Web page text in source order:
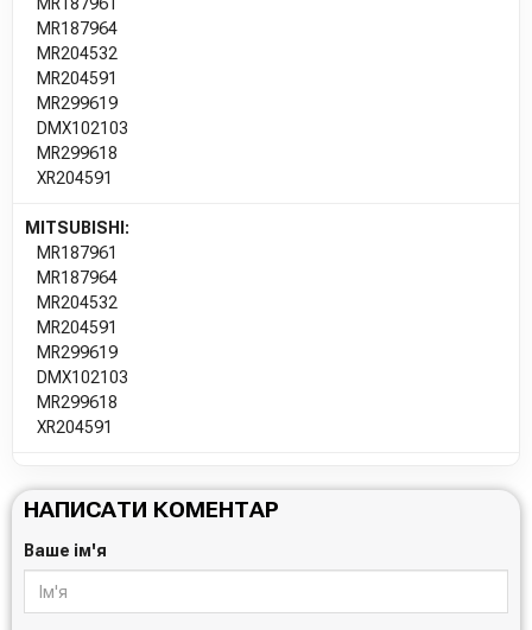
MR187961
MR187964
MR204532
MR204591
MR299619
DMX102103
MR299618
XR204591
MITSUBISHI:
MR187961
MR187964
MR204532
MR204591
MR299619
DMX102103
MR299618
XR204591
НАПИСАТИ КОМЕНТАР
Ваше ім'я